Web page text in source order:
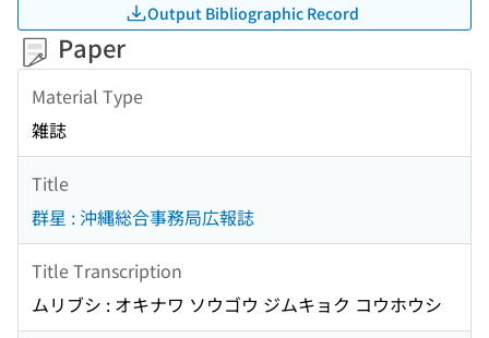
Output Bibliographic Record
Paper
Material Type
雑誌
Title
群星 : 沖縄総合事務局広報誌
Title Transcription
ムリブシ : オキナワ ソウゴウ ジムキョク コウホウシ